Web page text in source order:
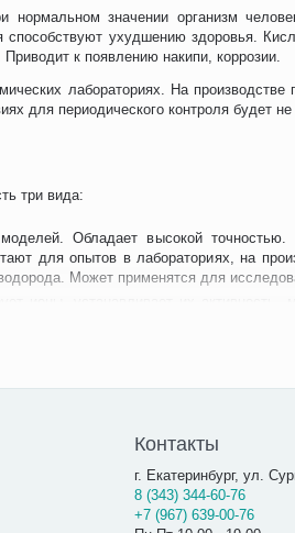
значении организм
ухудшению здоровья.
к появлению накипи, коррозии.
лабораториях. На производстве
для периодического контроля будет
три вида:
Обладает высокой точностью.
для опытов в лабораториях, на
Может применятся для
ионы, устанавливает их активность,
химии и медицины, биологии и
восстановительный
Они определяют активность
в контрольной трубке и
Контакты
г. Екатеринбург, ул.
8 (343) 344-60-76
+7 (967) 639-00-76